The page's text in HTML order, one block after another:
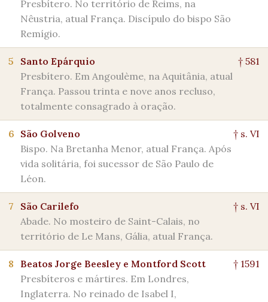
Presbítero. No território de Reims, na
Nêustria, atual França. Discípulo do bispo São
Remígio.
5
Santo Epárquio
Presbítero. Em Angoulème, na Aquitânia, atual
França. Passou trinta e nove anos recluso,
totalmente consagrado à oração.
† 581
6 São Golveno
Bispo. Na Bretanha Menor, atual França. Após
vida solitária, foi sucessor de São Paulo de
Léon.
† s. VI
7
São Carilefo
Abade. No mosteiro de Saint-Calais, no
território de Le Mans, Gália, atual França.
† s. VI
8
Beatos Jorge Beesley e Montford Scott
Presbíteros e mártires. Em Londres,
Inglaterra. No reinado de Isabel I,
† 1591